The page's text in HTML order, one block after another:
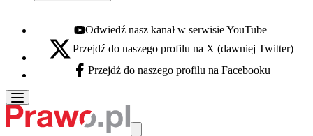
Youtube - otwiera się w nowej karcie
Odwiedź nasz kanał w serwisie YouTube
X - otwiera się w nowej karcie
Przejdź do naszego profilu na X (dawniej Twitter)
Facebook - otwiera się w nowej karcie
Przejdź do naszego profilu na Facebooku